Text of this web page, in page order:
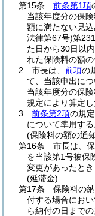
第15条
前条第1項
当該年度分の保
額に満たない見
法律第67号)第
た日から30日以
れた保険料の額
2
市長は、 前項の
て、当該申出に
当該年度分の保
規定により算定
3
前条第2項の規定
について準用する
(保険料の額の通
第16条
市長は、
を当該第1号被保
変更があったとき
(延滞金)
第17条
保険料の
付する場合にお
ら納付の日まで